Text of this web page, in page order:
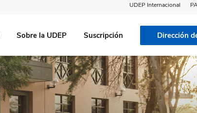
UDEP Internacional
Sobre la UDEP Suscripción Dirección